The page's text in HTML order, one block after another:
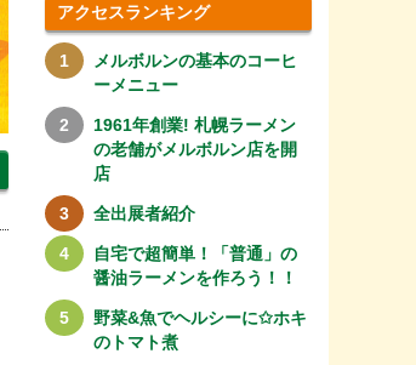
アクセスランキング
メルボルンの基本のコーヒ
ーメニュー
1961年創業! 札幌ラーメン
の老舗がメルボルン店を開
店
全出展者紹介
自宅で超簡単！「普通」の
醤油ラーメンを作ろう！！
野菜&魚でヘルシーに✩ホキ
のトマト煮